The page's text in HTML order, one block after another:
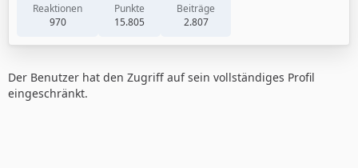
Reaktionen
970
Punkte
15.805
Beiträge
2.807
Der Benutzer hat den Zugriff auf sein vollständiges Profil
eingeschränkt.